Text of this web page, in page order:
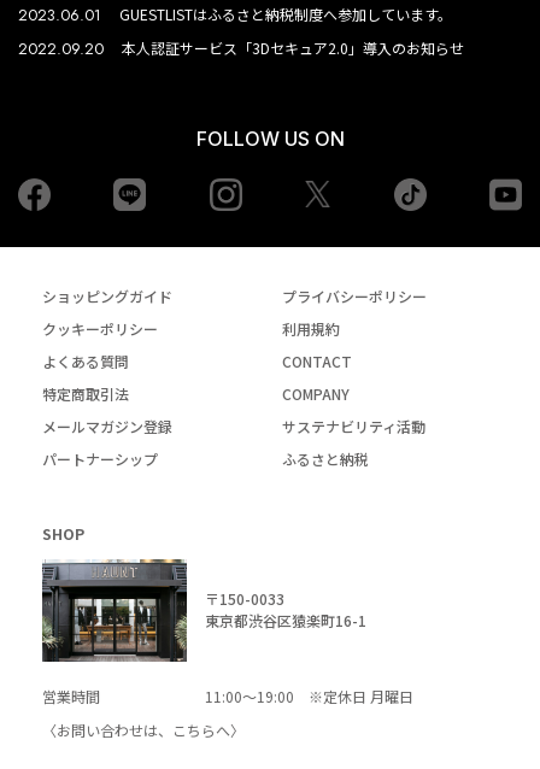
2023.06.01 GUESTLISTはふるさと納税制度へ参加しています。
2022.09.20 本人認証サービス「3Dセキュア2.0」導入のお知らせ
FOLLOW US ON
Facebook Instagram tiktok
ショッピングガイド
プライバシーポリシー
クッキーポリシー
利用規約
よくある質問
CONTACT
特定商取引法
COMPANY
メールマガジン登録
サステナビリティ活動
パートナーシップ
ふるさと納税
SHOP
〒150-0033
東京都渋谷区猿楽町16-1
営業時間
11:00～19:00 ※定休日 月曜日
〈お問い合わせは、
こちらへ〉